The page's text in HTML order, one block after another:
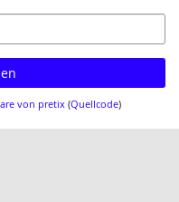
von pretix (Quellcode)